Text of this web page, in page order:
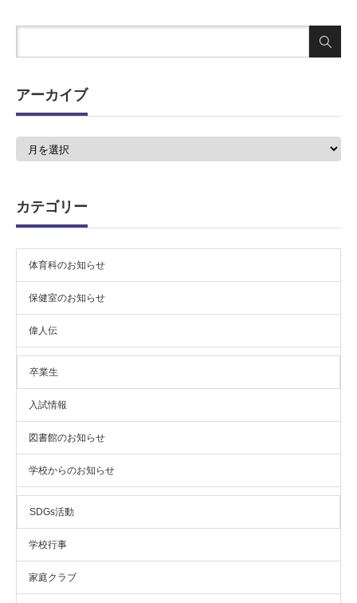
アーカイブ
ア
カテゴリー
体育科のお知らせ
保健室のお知らせ
偉人伝
卒業生
入試情報
図書館のお知らせ
学校からのお知らせ
SDGs活動
学校行事
家庭クラブ